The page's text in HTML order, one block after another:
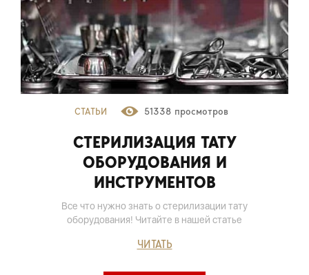
СТАТЬИ 51338 просмотров
СТЕРИЛИЗАЦИЯ ТАТУ
ОБОРУДОВАНИЯ И
ИНСТРУМЕНТОВ
Все что нужно знать о стерилизации тату
оборудования! Читайте в нашей статье
ЧИТАТЬ